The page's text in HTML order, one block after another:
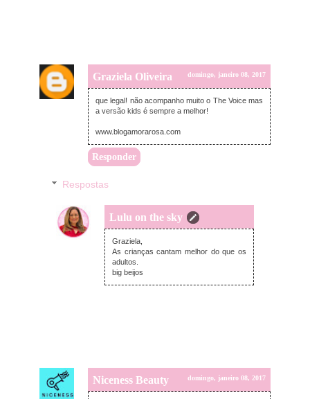
Graziela Oliveira domingo, janeiro 08, 2017
que legal! não acompanho muito o The Voice mas
a versão kids é sempre a melhor!
www.blogamorarosa.com
Responder
Respostas
Lulu on the sky
domingo, janeiro 08, 2017
Graziela,
As crianças cantam melhor do que os
adultos.
big beijos
Niceness Beauty domingo, janeiro 08, 2017